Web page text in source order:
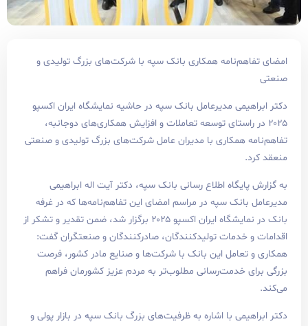
همکاری بانک سپه با شرکت‌های بزرگ تولیدی و
مدیرعامل بانک سپه در حاشیه نمایشگاه ایران اکسپو
توسعه تعاملات و افزایش همکاری‌های دوجانبه،
با مدیران عامل شرکت‌های بزرگ تولیدی و صنعتی
اطلاع رسانی بانک سپه، دکتر آیت اله ابراهیمی
سپه در مراسم امضای این تفاهم‌نامه‌ها که در غرفه
بانک در نمایشگاه ایران اکسپو ۲۰۲۵ برگزار شد، ضمن تقدیر و تشکر از
تولیدکنندگان، صادرکنندگان و صنعتگران گفت:
این بانک با شرکت‌ها و صنایع مادر کشور، فرصت
مطلوب‌تر به مردم عزیز کشورمان فراهم
با اشاره به ظرفیت‌های بزرگ بانک سپه در بازار پولی و